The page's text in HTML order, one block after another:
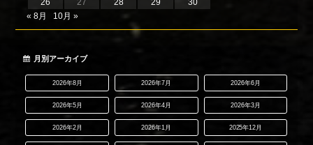
26
27 28 29
30
« 8月
10月 »
月別アーカイブ
2026年8月 2026年7月 2026年6月
2026年5月 2026年4月 2026年3月
2026年2月 2026年1月 2025年12月